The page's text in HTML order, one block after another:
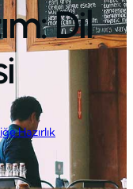
Dil
Hazırlık